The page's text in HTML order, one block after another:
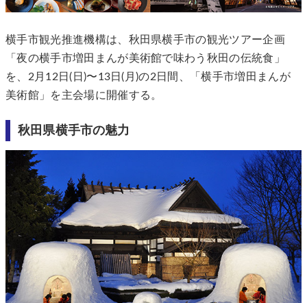
横手市観光推進機構は、秋田県横手市の観光ツアー企画
「夜の横手市増田まんが美術館で味わう秋田の伝統食」
を、2月12日(日)〜13日(月)の2日間、「横手市増田まんが
美術館」を主会場に開催する。
秋田県横手市の魅力